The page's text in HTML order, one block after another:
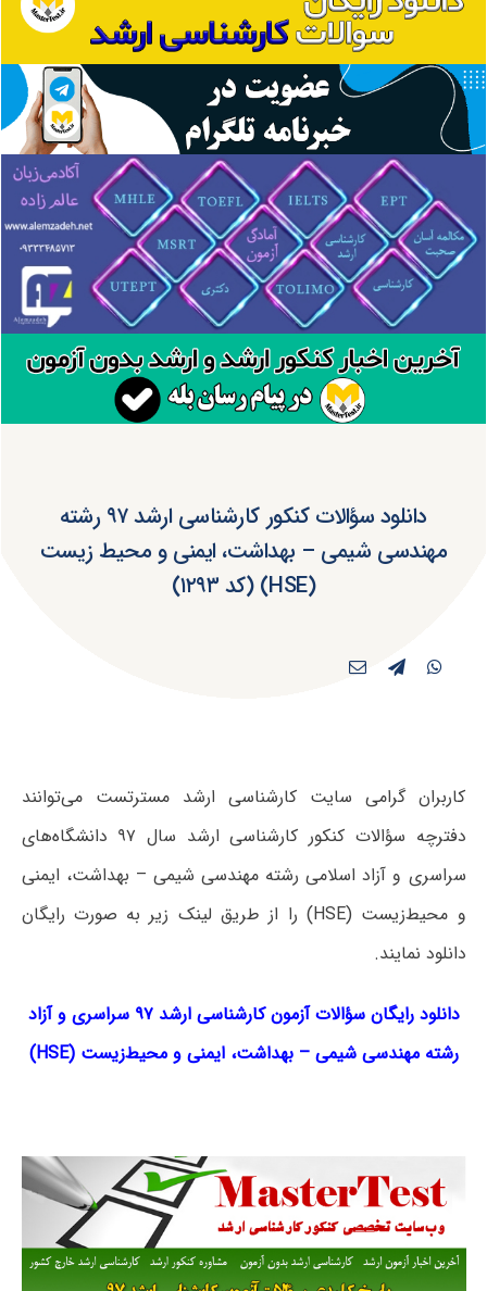
دانلود سؤالات کنکور کارشناسی ارشد ۹۷ رشته
مهندسی شیمی – بهداشت، ایمنی و محیط‌ زیست
(HSE) (کد ۱۲۹۳)
کاربران گرامی سایت کارشناسی ارشد مسترتست می‌توانند
دفترچه سؤالات کنکور کارشناسی ارشد سال ۹۷ دانشگاه‌های
سراسری و آزاد اسلامی رشته مهندسی شیمی – بهداشت، ایمنی
و محیط‌زیست (HSE) را از طریق لینک‌ زیر به صورت رایگان
دانلود نمایند.
دانلود رایگان سؤالات آزمون کارشناسی ارشد ۹۷ سراسری و آزاد
رشته مهندسی شیمی– بهداشت، ایمنی و محیط‌زیست (HSE
)